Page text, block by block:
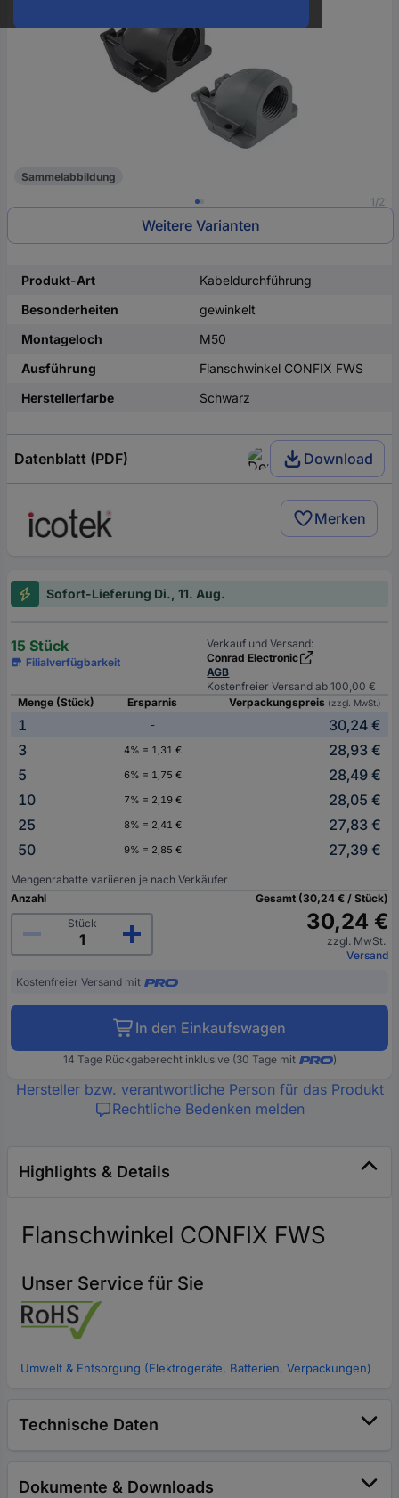
1/2
Sammelabbildung
Weitere Varianten
Produkt-Art
Kabeldurchführung
Besonderheiten
gewinkelt
Montageloch
M50
Ausführung
Flanschwinkel CONFIX FWS
Herstellerfarbe
Schwarz
Datenblatt (PDF) Download
Merken
Sofort-Lieferung Di., 11. Aug.
15 Stück
Filialverfügbarkeit
Verkauf und Versand:
Conrad Electronic
AGB
Kostenfreier Versand ab 100,00 €
Menge (Stück)
Ersparnis Verpackungspreis (zzgl. MwSt.)
1 -
30,24 €
3
4% = 1,31 €
28,93 €
5
6% = 1,75 €
28,49 €
10
7% = 2,19 €
28,05 €
25
8% = 2,41 €
27,83 €
50
9% = 2,85 € 27,39 €
Mengenrabatte variieren je nach Verkäufer
Anzahl
Stück
Gesamt (30,24 € / Stück)
30,24 €
zzgl. MwSt.
Versand
Kostenfreier Versand mit
In den Einkaufswagen
14 Tage Rückgaberecht inklusive (30 Tage mit )
Hersteller bzw. verantwortliche Person für das Produkt
Rechtliche Bedenken melden
Highlights & Details
Flanschwinkel CONFIX FWS
Unser Service für Sie
Umwelt & Entsorgung (Elektrogeräte, Batterien, Verpackungen)
Technische Daten
Dokumente & Downloads